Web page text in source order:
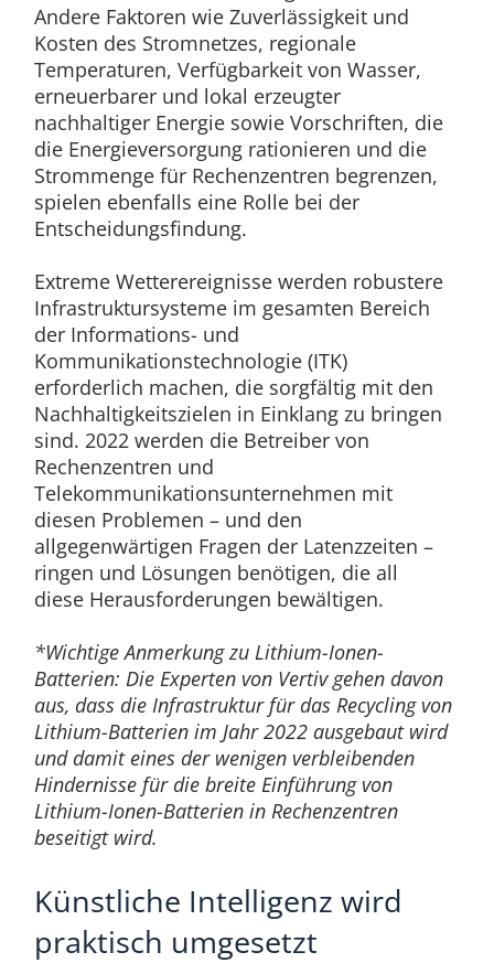
Andere Faktoren wie Zuverlässigkeit und
Kosten des Stromnetzes, regionale
Temperaturen, Verfügbarkeit von Wasser,
erneuerbarer und lokal erzeugter
nachhaltiger Energie sowie Vorschriften, die
die Energieversorgung rationieren und die
Strommenge für Rechenzentren begrenzen,
spielen ebenfalls eine Rolle bei der
Entscheidungsfindung.
Extreme Wetterereignisse werden robustere
Infrastruktursysteme im gesamten Bereich
der Informations- und
Kommunikationstechnologie (ITK)
erforderlich machen, die sorgfältig mit den
Nachhaltigkeitszielen in Einklang zu bringen
sind. 2022 werden die Betreiber von
Rechenzentren und
Telekommunikationsunternehmen mit
diesen Problemen – und den
allgegenwärtigen Fragen der Latenzzeiten –
ringen und Lösungen benötigen, die all
diese Herausforderungen bewältigen.
*Wichtige Anmerkung zu Lithium-Ionen-
Batterien: Die Experten von Vertiv gehen davon
aus, dass die Infrastruktur für das Recycling von
Lithium-Batterien im Jahr 2022 ausgebaut wird
und damit eines der wenigen verbleibenden
Hindernisse für die breite Einführung von
Lithium-Ionen-Batterien in Rechenzentren
beseitigt wird.
Künstliche Intelligenz wird
praktisch umgesetzt